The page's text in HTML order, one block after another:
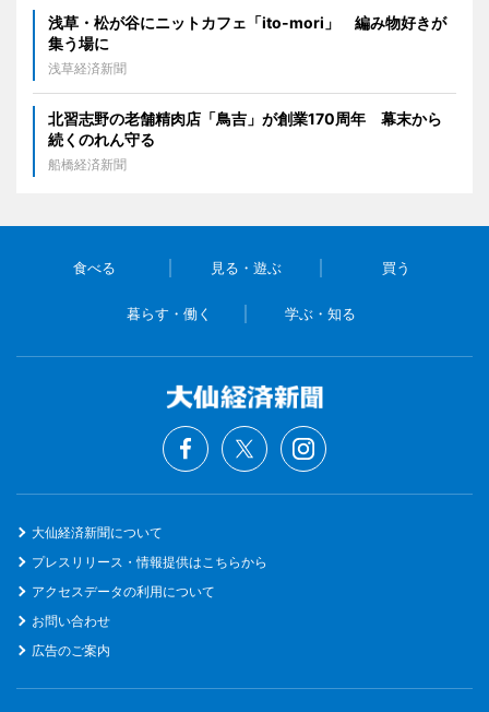
浅草・松が谷にニットカフェ「ito-mori」 編み物好きが
集う場に
浅草経済新聞
北習志野の老舗精肉店「鳥吉」が創業170周年 幕末から
続くのれん守る
船橋経済新聞
食べる 見る・遊ぶ 買う
暮らす・働く 学ぶ・知る
大仙経済新聞について
プレスリリース・情報提供はこちらから
アクセスデータの利用について
お問い合わせ
広告のご案内